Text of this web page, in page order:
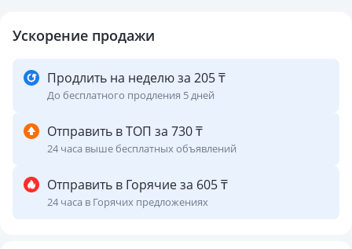
Ускорение продажи
Продлить на неделю за 205 ₸
До бесплатного продления 5 дней
Отправить в ТОП за 730 ₸
24 часа выше бесплатных объявлений
Отправить в Горячие за 605 ₸
24 часа в Горячих предложениях